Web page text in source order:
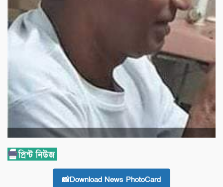
📸Download News PhotoCard